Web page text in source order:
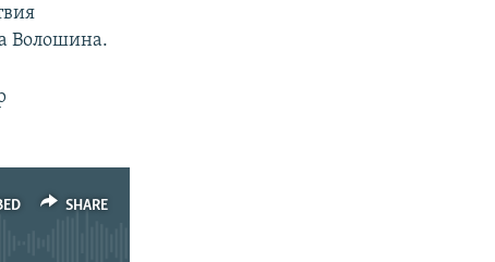
Волошина.
SHARE